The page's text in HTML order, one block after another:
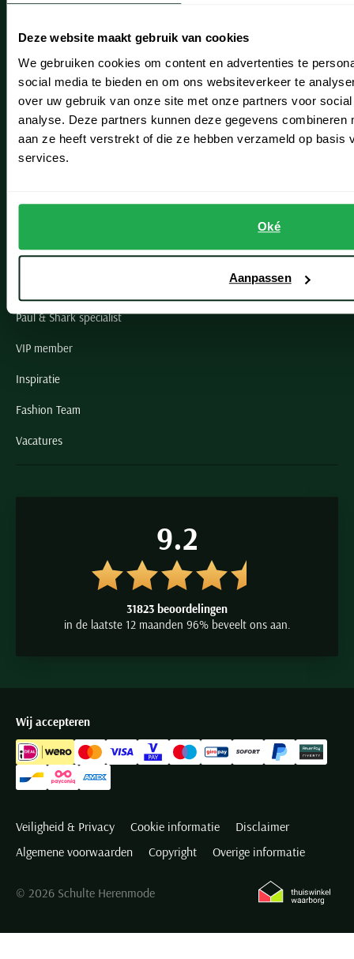
Deze website maakt gebruik van cookies
We gebruiken cookies om content en advertenties te
social media te bieden en om ons websiteverkeer te
over uw gebruik van onze site met onze partners voor
analyse. Deze partners kunnen deze gegevens combineren
aan ze heeft verstrekt of die ze hebben verzameld op basis
services.
Oké
Aanpassen
Leiderdorp
Lisse
Noordwijk
Openingstijden winkels
Schulte Herenmode
Paul & Shark specialist
VIP member
Inspiratie
Fashion Team
Vacatures
9.2
31823 beoordelingen
in de laatste 12 maanden 96% beveelt ons aan.
Wij accepteren
Veiligheid & Privacy Cookie informatie
Disclaimer
Algemene voorwaarden
Copyright Overige informatie
© 2026 Schulte Herenmode